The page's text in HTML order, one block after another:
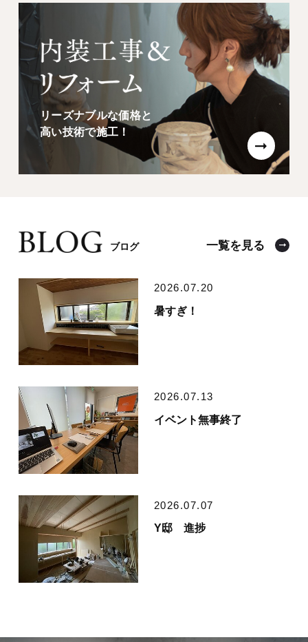
リーズナブルな価格と
高い技術で施工！
ブログ 一覧を見る
2026.07.20
暑すぎ！
2026.07.13
イベント無事終了
2026.07.07
Y邸 進捗